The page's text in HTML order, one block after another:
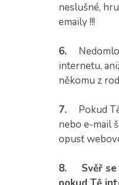
neslušné,
emaily !!!
6.
internetu,
někomu z
7. Pokud
nebo e-mail
opusť
8.
Svěř